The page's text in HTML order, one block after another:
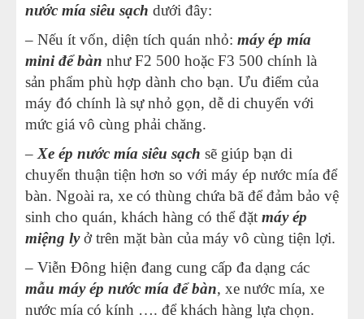
nước mía siêu sạch dưới đây:
– Nếu ít vốn, diện tích quán nhỏ: máy ép mía
mini để bàn như F2 500 hoặc F3 500 chính là
sản phẩm phù hợp dành cho bạn. Ưu điểm của
máy đó chính là sự nhỏ gọn, dễ di chuyển với
mức giá vô cùng phải chăng.
– Xe ép nước mía siêu sạch sẽ giúp bạn di
chuyển thuận tiện hơn so với máy ép nước mía để
bàn. Ngoài ra, xe có thùng chứa bã để đảm bảo vệ
sinh cho quán, khách hàng có thể đặt máy ép
miệng lyở trên mặt bàn của máy vô cùng tiện lợi.
– Viễn Đông hiện đang cung cấp đa dạng các
mẫu máy ép nước mía để bàn, xe nước mía, xe
nước mía có kính …. để khách hàng lựa chọn.